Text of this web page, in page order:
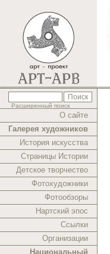
Расширенный поиск
О сайте
Галерея художников
История искусства
Страницы Истории
Детское творчество
Фотохудожники
Фотообзоры
Нартский эпос
Ссылки
Организации
Национальный